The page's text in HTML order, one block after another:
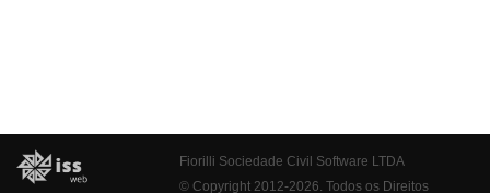
Fiorilli Sociedade Civil Software LTDA
© Copyright 2012-2026. Todos os Direitos